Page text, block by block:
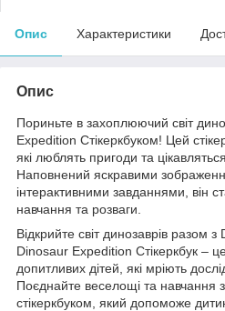
Опис Характеристики
Опис
Пориньте в захоплюючий світ
Expedition Стікеркбуком! Цей
які люблять пригоди та
Наповнений яскравими
інтерактивними завданнями, він
навчання та розваги.
Відкрийте світ динозаврів разом
Dinosaur Expedition Стікеркбук –
допитливих дітей, які мріють
Поєднайте веселощі та
стікеркбуком, який допоможе